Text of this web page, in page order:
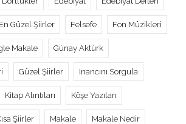
En Güzel Şiirler Felsefe Fon Müzikleri
Makale Günay Aktürk
Güzel Şiirler Inancını Sorgula
Kitap Alıntıları Köşe Yazıları
Şiirler Makale Makale Nedir